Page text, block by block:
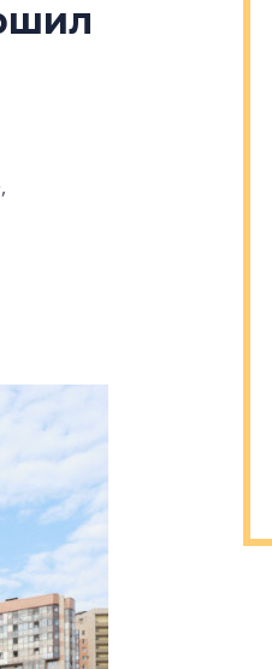
Петербурге выбрали
поющих строителей
и жить помогает»
появился еще один
совмещенного образования